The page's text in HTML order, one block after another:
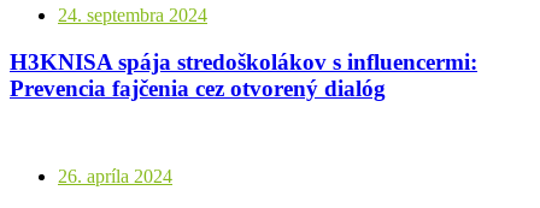
24. septembra 2024
H3KNISA spája stredoškolákov s influencermi:
Prevencia fajčenia cez otvorený dialóg
26. apríla 2024